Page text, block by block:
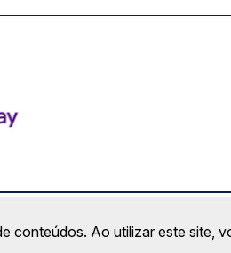
Barueri - SP | CEP: 06453-
conteúdos. Ao utilizar este site,